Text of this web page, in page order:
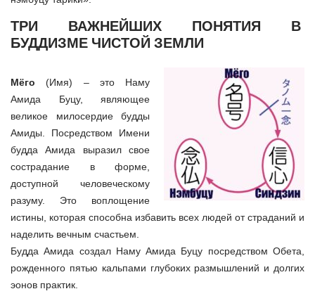
ТРИ ВАЖНЕЙШИХ ПОНЯТИЯ В
БУДДИЗМЕ ЧИСТОЙ ЗЕМЛИ
Мёго (Имя) – это Наму
Амида Буцу, являющee
великое милосердие будды
Амиды. Посредством Имени
будда Амида выразил свое
сострадание в форме,
доступной человеческому
разуму. Это воплощение
истины, которая способна избавить всех людей от страданий и
наделить вечным счастьем.
Будда Амида создал Наму Амида Буцу посредством Обета,
рожденного пятью кальпами глубоких размышлений и долгих
эонов практик.